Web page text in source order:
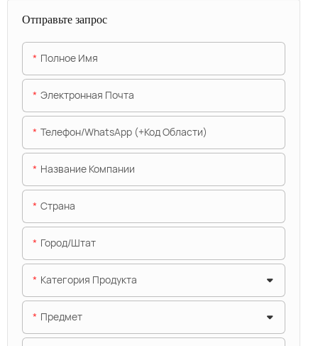
Отправьте запрос
Полное Имя
Электронная Почта
Телефон/WhatsApp (+код Области)
Название Компании
Страна
Город/штат
Категория Продукта
Предмет